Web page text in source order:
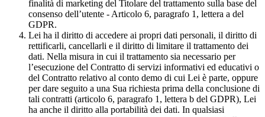
finalità di marketing del Titolare del trattamento sulla base del
consenso dell’utente - Articolo 6, paragrafo 1, lettera a del
GDPR.
Lei ha il diritto di accedere ai propri dati personali, il diritto di
rettificarli, cancellarli e il diritto di limitare il trattamento dei
dati. Nella misura in cui il trattamento sia necessario per
l’esecuzione del Contratto di servizi informativi ed educativi o
del Contratto relativo al conto demo di cui Lei è parte, oppure
per dare seguito a una Sua richiesta prima della conclusione di
tali contratti (articolo 6, paragrafo 1, lettera b del GDPR), Lei
ha anche il diritto alla portabilità dei dati. In qualsiasi